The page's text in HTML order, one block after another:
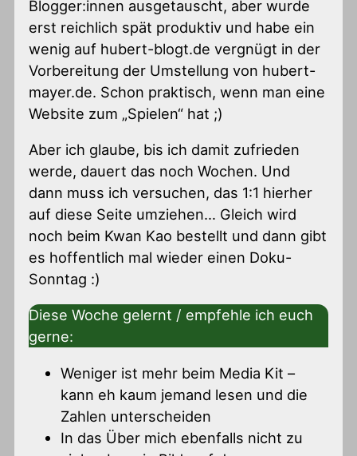
Blogger:innen ausgetauscht, aber wurde
erst reichlich spät produktiv und habe ein
wenig auf hubert-blogt.de vergnügt in der
Vorbereitung der Umstellung von hubert-
mayer.de. Schon praktisch, wenn man eine
Website zum „Spielen“ hat ;)
Aber ich glaube, bis ich damit zufrieden
werde, dauert das noch Wochen. Und
dann muss ich versuchen, das 1:1 hierher
auf diese Seite umziehen… Gleich wird
noch beim Kwan Kao bestellt und dann gibt
es hoffentlich mal wieder einen Doku-
Sonntag :)
Diese Woche gelernt / empfehle ich euch
gerne:
Weniger ist mehr beim Media Kit –
kann eh kaum jemand lesen und die
Zahlen unterscheiden
In das Über mich ebenfalls nicht zu